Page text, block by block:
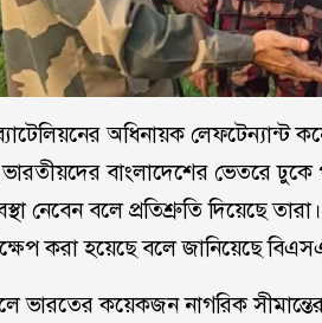
অধিনায়ক লেফটেন্যান্ট
বাংলাদেশের ভেতরে ঢুকে
নেবেন বলে প্রতিশ্রুতি দিয়েছে
করা হয়েছে বলে জানিয়েছে
ভারতের কয়েকজন নাগরিক